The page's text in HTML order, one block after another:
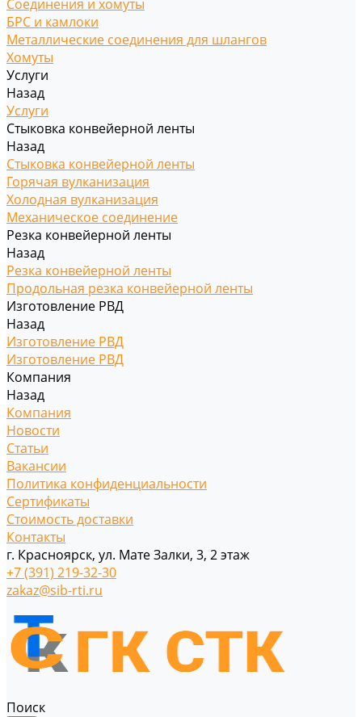
Соединения и хомуты
БРС и камлоки
Металлические соединения для шлангов
Хомуты
Услуги
Назад
Услуги
Стыковка конвейерной ленты
Назад
Стыковка конвейерной ленты
Горячая вулканизация
Холодная вулканизация
Механическое соединение
Резка конвейерной ленты
Назад
Резка конвейерной ленты
Продольная резка конвейерной ленты
Изготовление РВД
Назад
Изготовление РВД
Изготовление РВД
Компания
Назад
Компания
Новости
Статьи
Вакансии
Политика конфиденциальности
Сертификаты
Стоимость доставки
Контакты
г. Красноярск, ул. Мате Залки, 3, 2 этаж
+7 (391) 219-32-30
zakaz@sib-rti.ru
Поиск